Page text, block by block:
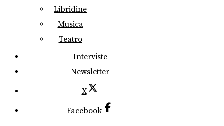
Libridine
Musica
Teatro
Interviste
Newsletter
X
Facebook